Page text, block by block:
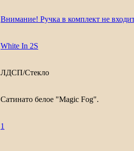
Внимание! Ручка в комплект не
White In 2S
ЛДСП/Стекло
Сатинато белое "Magic Fog".
1